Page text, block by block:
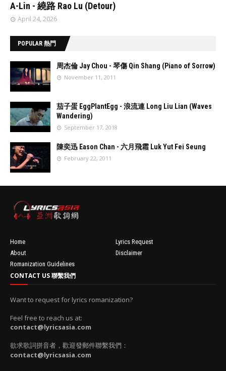
A-Lin - 繞路 Rao Lu (Detour)
April 24, 2026
POPULAR 熱門
'data:post.fea
turedImage
resizeImage
100'
周杰倫 Jay Chou - 琴傷 Qin Shang (Piano of Sorrow)
November 11, 2011
'data:post.fea
turedImage
resizeImage
100'
茄子蛋 EggPlantEgg - 浪流連 Long Liu Lian (Waves
Wandering)
September 17, 2018
'data:post.fea
resizeImage
100'
陳奕迅 Eason Chan - 六月飛霜 Luk Yut Fei Seung
February 22, 2011
Home
Lyrics Request
About
Disclaimer
Romanization Guidelines
CONTACT US 聯繫我們
Want to request for lyrics romanization?
Feel free to reach us at:
contact@lyricsasia.com
欲求歌詞拼音者，歡迎發郵件聯繫我們：
contact@lyricsasia.com